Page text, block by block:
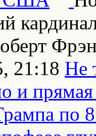
21:18 Не
и
по